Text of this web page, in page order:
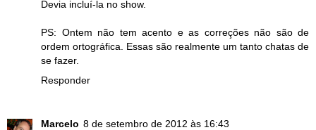
Devia incluí-la no show.
PS: Ontem não tem acento e as correções não são de
ordem ortográfica. Essas são realmente um tanto chatas de
se fazer.
Responder
Marcelo 8 de setembro de 2012 às 16:43